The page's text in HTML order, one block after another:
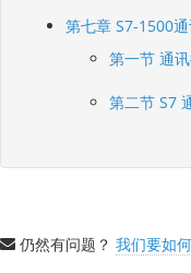
第七章 S7-1500
第一节 通
第二节 S7
仍然有问题？ 我们要如